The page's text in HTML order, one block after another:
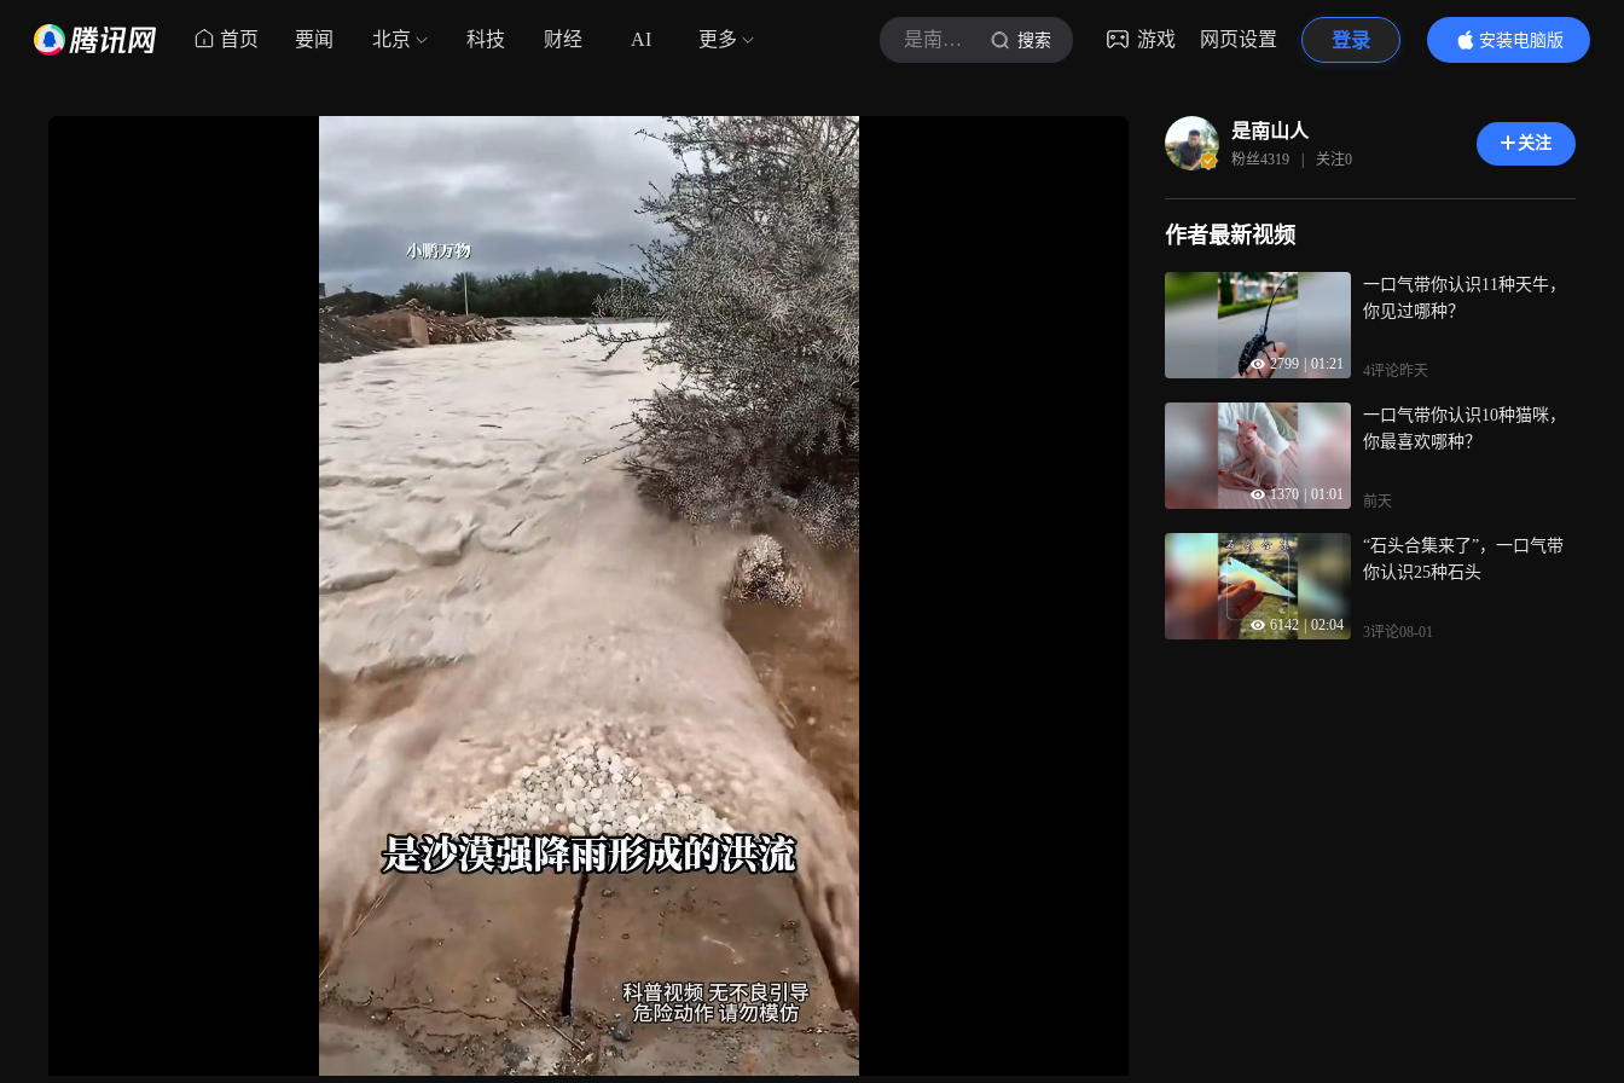
首页 要闻 北京 科技 财经 AI 更多 是南山人 搜索 游戏 网页设置 登录
安装电脑版
内容更精彩
是南山人
粉丝4319 | 关注0
关注
作者最新视频
2799 01:21
一口气带你认识11种天牛，
你见过哪种？
4评论昨天
1370 01:01
一口气带你认识10种猫咪，
你最喜欢哪种？
前天
6142 02:04
“石头合集来了”，一口气带
你认识25种石头
3评论08-01